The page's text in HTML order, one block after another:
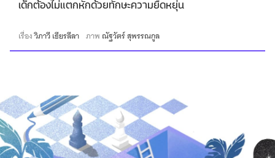
เด็กต้องไม่แตกหักด้วยทักษะความยืดหยุ่น
เรื่องวิภาวี เธียรลีลา ภาพณัฐวัตร์ สุพรรณกูล